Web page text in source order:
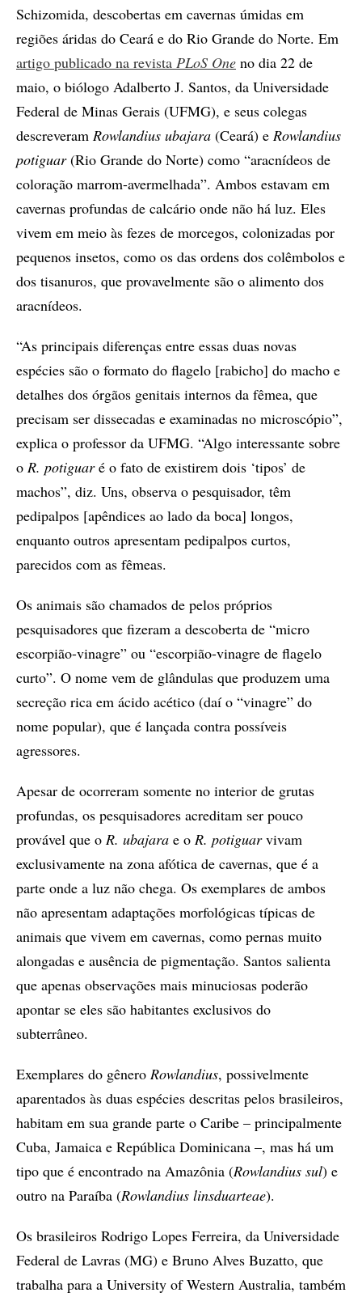
Schizomida, descobertas em cavernas úmidas em
regiões áridas do Ceará e do Rio Grande do Norte. Em
artigo publicado na revista PLoS One no dia 22 de
maio, o biólogo Adalberto J. Santos, da Universidade
Federal de Minas Gerais (UFMG), e seus colegas
descreveram Rowlandius ubajara (Ceará) e Rowlandius
potiguar(Rio Grande do Norte) como “aracnídeos de
coloração marrom-avermelhada”. Ambos estavam em
cavernas profundas de calcário onde não há luz. Eles
vivem em meio às fezes de morcegos, colonizadas por
pequenos insetos, como os das ordens dos colêmbolos e
dos tisanuros, que provavelmente são o alimento dos
aracnídeos.
“As principais diferenças entre essas duas novas
espécies são o formato do flagelo [rabicho] do macho e
detalhes dos órgãos genitais internos da fêmea, que
precisam ser dissecadas e examinadas no microscópio”,
explica o professor da UFMG. “Algo interessante sobre
o R. potiguaré o fato de existirem dois ‘tipos’ de
machos”, diz. Uns, observa o pesquisador, têm
pedipalpos [apêndices ao lado da boca] longos,
enquanto outros apresentam pedipalpos curtos,
parecidos com as fêmeas.
Os animais são chamados de pelos próprios
pesquisadores que fizeram a descoberta de “micro
escorpião-vinagre” ou “escorpião-vinagre de flagelo
curto”. O nome vem de glândulas que produzem uma
secreção rica em ácido acético (daí o “vinagre” do
nome popular), que é lançada contra possíveis
agressores.
Apesar de ocorreram somente no interior de grutas
profundas, os pesquisadores acreditam ser pouco
provável que o R. ubajara e o R. potiguarvivam
exclusivamente na zona afótica de cavernas, que é a
parte onde a luz não chega. Os exemplares de ambos
não apresentam adaptações morfológicas típicas de
animais que vivem em cavernas, como pernas muito
alongadas e ausência de pigmentação. Santos salienta
que apenas observações mais minuciosas poderão
apontar se eles são habitantes exclusivos do
subterrâneo.
Exemplares do gênero Rowlandius, possivelmente
aparentados às duas espécies descritas pelos brasileiros,
habitam em sua grande parte o Caribe – principalmente
Cuba, Jamaica e República Dominicana –, mas há um
tipo que é encontrado na Amazônia (Rowlandius sul) e
outro na Paraíba (Rowlandius linsduarteae).
Os brasileiros Rodrigo Lopes Ferreira, da Universidade
Federal de Lavras (MG) e Bruno Alves Buzatto, que
trabalha para a University of Western Australia, também